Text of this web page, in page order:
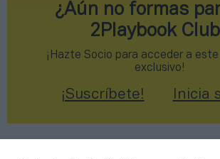
¿Aún no formas
2Playbook
¡Hazte Socio para acceder a
exclusivo!
¡Suscríbete! Inicia